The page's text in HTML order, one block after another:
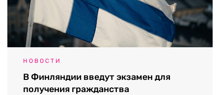
НОВОСТИ
В Финляндии введут экзамен для
получения гражданства